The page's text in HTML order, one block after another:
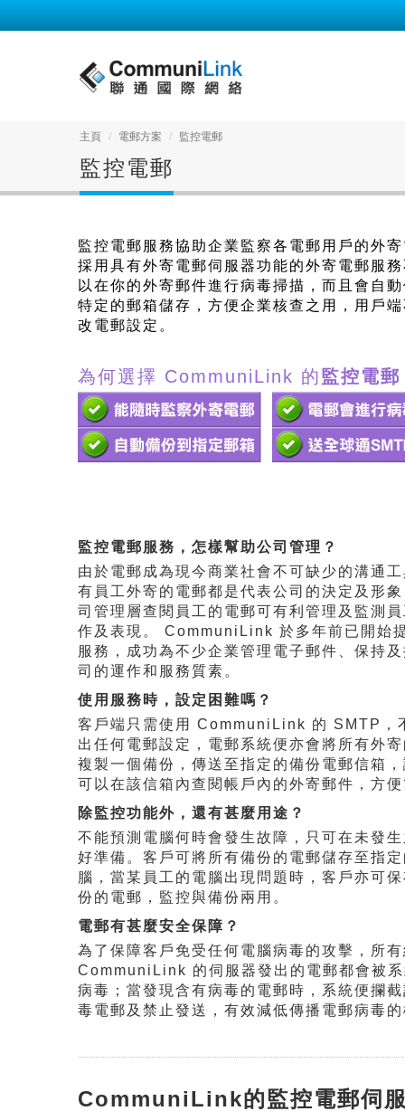
主頁 電郵方案 監控電郵
監控電郵
監控電郵服務協助企業監察各電郵用戶的外
採用具有外寄電郵伺服器功能的外寄電郵服
以在你的外寄郵件進行病毒掃描，而且會自
特定的郵箱儲存，方便企業核查之用，用戶
改電郵設定。
為何選擇 CommuniLink 的監控電郵
監控電郵服務，怎樣幫助公司管理？
由於電郵成為現今商業社會不可缺少的溝通
有員工外寄的電郵都是代表公司的決定及形
司管理層查閱員工的電郵可有利管理及監測
作及表現。 CommuniLink 於多年前已開始
服務，成功為不少企業管理電子郵件、保持
司的運作和服務質素。
使用服務時，設定困難嗎？
客戶端只需使用 CommuniLink 的 SMTP，
出任何電郵設定，電郵系統便亦會將所有外
複製一個備份，傳送至指定的備份電郵信箱
可以在該信箱內查閱帳戶內的外寄郵件，方
除監控功能外，還有甚麼用途？
不能預測電腦何時會發生故障，只可在未發
好準備。客戶可將所有備份的電郵儲存至指
腦，當某員工的電腦出現問題時，客戶亦可
份的電郵，監控與備份兩用。
電郵有甚麼安全保障？
為了保障客戶免受任何電腦病毒的攻擊，所
CommuniLink 的伺服器發出的電郵都會被
病毒；當發現含有病毒的電郵時，系統便攔
毒電郵及禁止發送，有效減低傳播電郵病毒
CommuniLink的監控電郵伺